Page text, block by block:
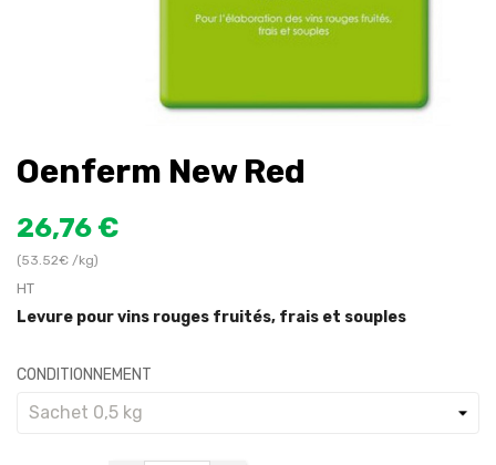
Oenferm New Red
26,76 €
(53.52€ /kg)
HT
Levure pour vins rouges fruités, frais et souples
CONDITIONNEMENT